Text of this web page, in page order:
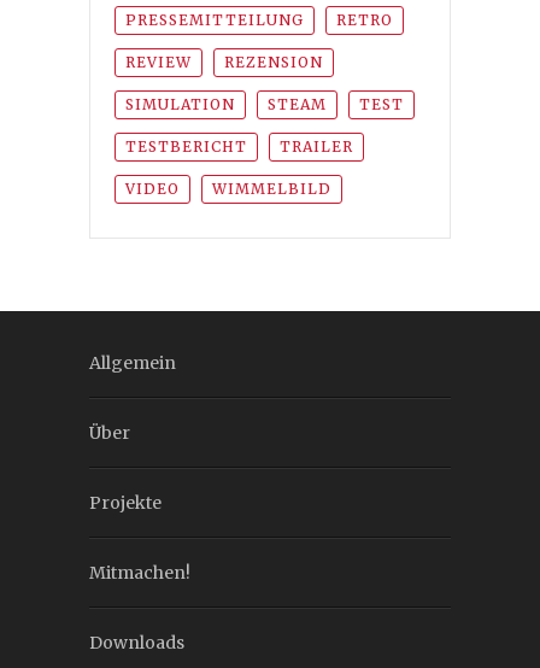
PRESSEMITTEILUNG RETRO
REVIEW REZENSION
SIMULATION STEAM TEST
TESTBERICHT TRAILER
VIDEO WIMMELBILD
Allgemein
Über
Projekte
Mitmachen!
Downloads